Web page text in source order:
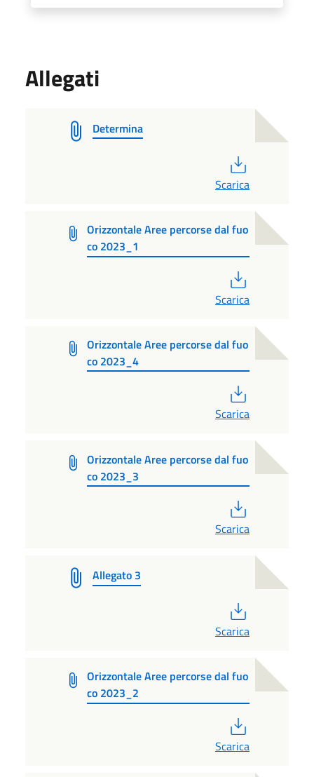
Allegati
Determina
Scarica
Orizzontale Aree percorse dal fuo
co 2023_1
Scarica
Orizzontale Aree percorse dal fuo
co 2023_4
Scarica
Orizzontale Aree percorse dal fuo
co 2023_3
Scarica
Allegato 3
Scarica
Orizzontale Aree percorse dal fuo
co 2023_2
Scarica